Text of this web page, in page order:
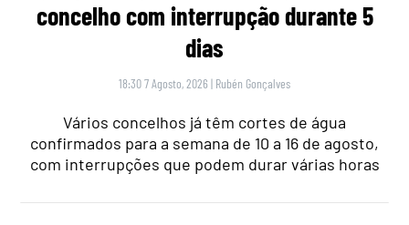
concelho com interrupção durante 5
dias
18:30 7 Agosto, 2026 | Rubén Gonçalves
Vários concelhos já têm cortes de água
confirmados para a semana de 10 a 16 de agosto,
com interrupções que podem durar várias horas